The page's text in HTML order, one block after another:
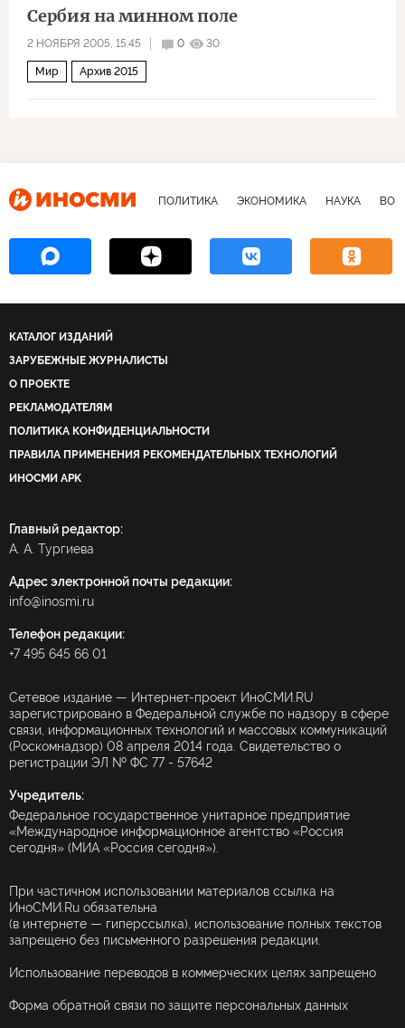
Сербия на минном поле
2 НОЯБРЯ 2005, 15:45 0 30
Мир Архив 2015
ПОЛИТИКА ЭКОНОМИКА НАУКА
КАТАЛОГ ИЗДАНИЙ
ЗАРУБЕЖНЫЕ ЖУРНАЛИСТЫ
О ПРОЕКТЕ
РЕКЛАМОДАТЕЛЯМ
ПОЛИТИКА КОНФИДЕНЦИАЛЬНОСТИ
ПРАВИЛА ПРИМЕНЕНИЯ РЕКОМЕНДАТЕЛЬНЫХ ТЕХНОЛОГИЙ
ИНОСМИ APK
Главный редактор:
А. А. Тургиева
Адрес электронной почты редакции:
info@inosmi.ru
Телефон редакции:
+7 495 645 66 01
Сетевое издание — Интернет-проект ИноСМИ.RU
зарегистрировано в Федеральной службе по надзору в сфере
связи, информационных технологий и массовых коммуникаций
(Роскомнадзор) 08 апреля 2014 года. Свидетельство о
регистрации ЭЛ № ФС 77 - 57642
Учредитель:
Федеральное государственное унитарное предприятие
«Международное информационное агентство «Россия
сегодня» (МИА «Россия сегодня»).
При частичном использовании материалов ссылка на
ИноСМИ.Ru обязательна
(в интернете — гиперссылка), использование полных текстов
запрещено без письменного разрешения редакции.
Использование переводов в коммерческих целях запрещено
Форма обратной связи по защите персональных данных